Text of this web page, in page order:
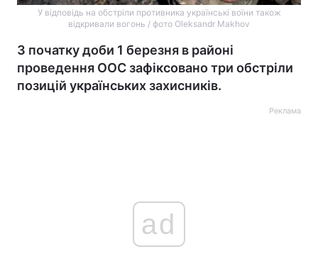
У відповідь на обстріли противника українські воїни також
відкривали вогонь / фото Oleksandr Makhov
З початку доби 1 березня в районі
проведення ООС зафіксовано три обстріли
позицій українських захисників.
Реклама
ad